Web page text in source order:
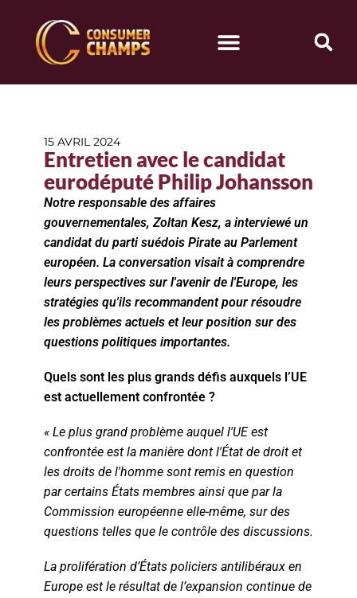
15 AVRIL 2024
Entretien avec le candidat
eurodéputé Philip Johansson
Notre responsable des affaires
gouvernementales, Zoltan Kesz, a interviewé un
candidat du parti suédois Pirate au Parlement
européen. La conversation visait à comprendre
leurs perspectives sur l'avenir de l'Europe, les
stratégies qu'ils recommandent pour résoudre
les problèmes actuels et leur position sur des
questions politiques importantes.
Quels sont les plus grands défis auxquels l’UE
est actuellement confrontée ?
« Le plus grand problème auquel l'UE est
confrontée est la manière dont l'État de droit et
les droits de l'homme sont remis en question
par certains États membres ainsi que par la
Commission européenne elle-même, sur des
questions telles que le contrôle des discussions.
La prolifération d’États policiers antilibéraux en
Europe est le résultat de l’expansion continue de